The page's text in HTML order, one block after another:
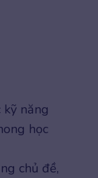
năng
học
chủ đề,